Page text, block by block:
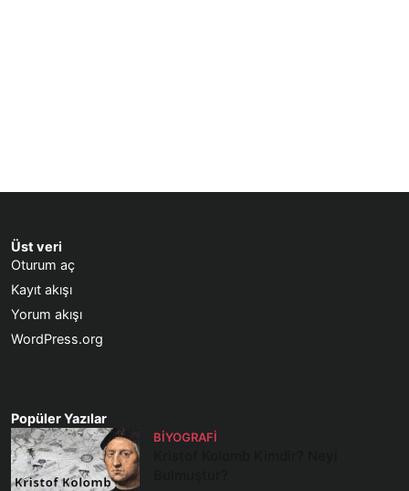
Üst veri
Oturum aç
Kayıt akışı
Yorum akışı
WordPress.org
Popüler Yazılar
BIYOGRAFI